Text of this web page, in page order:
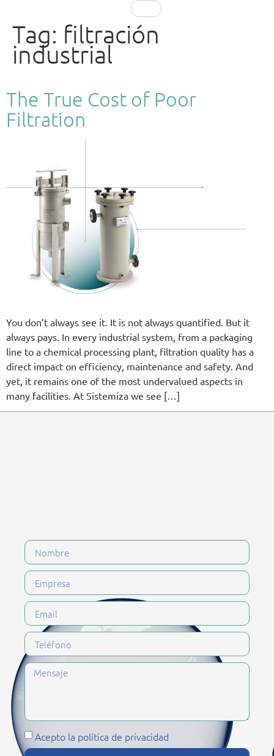
Tag: filtración
industrial
The True Cost of Poor
Filtration
You don’t always see it. It is not always quantified. But it
always pays. In every industrial system, from a packaging
line to a chemical processing plant, filtration quality has a
direct impact on efficiency, maintenance and safety. And
yet, it remains one of the most undervalued aspects in
many facilities. At Sistemiza we see […]
Acepto la política de privacidad